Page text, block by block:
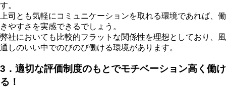
す。
上司とも気軽にコミュニケーションを取れる環境であれば、働
きやすさを実感できるでしょう。
弊社においても比較的フラットな関係性を理想としており、風
通しのいい中でのびのび働ける環境があります。
3．適切な評価制度のもとでモチベーション高く働け
る！